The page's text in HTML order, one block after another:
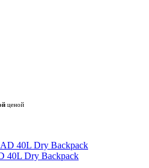
ценой
40L Dry Backpack